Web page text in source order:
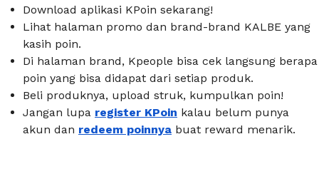
Download aplikasi KPoin sekarang!
Lihat halaman promo dan brand-brand KALBE yang
kasih poin.
Di halaman brand, Kpeople bisa cek langsung berapa
poin yang bisa didapat dari setiap produk.
Beli produknya, upload struk, kumpulkan poin!
Jangan lupa register KPoin kalau belum punya
akun dan redeem poinnya buat reward menarik.